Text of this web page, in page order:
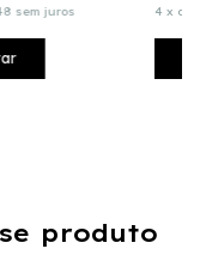
sem juros 4 x de
produto